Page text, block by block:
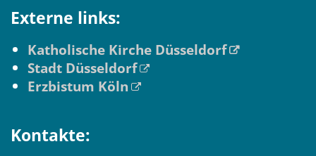
Externe links:
Katholische Kirche Düsseldorf
Stadt Düsseldorf
Erzbistum Köln
Kontakte: